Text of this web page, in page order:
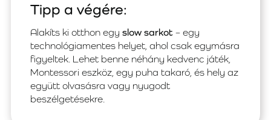
Tipp a végére:
Alakíts ki otthon egy slow sarkot – egy
technológiamentes helyet, ahol csak egymásra
figyeltek. Lehet benne néhány kedvenc játék,
Montessori eszköz, egy puha takaró, és hely az
együtt olvasásra vagy nyugodt
beszélgetésekre.